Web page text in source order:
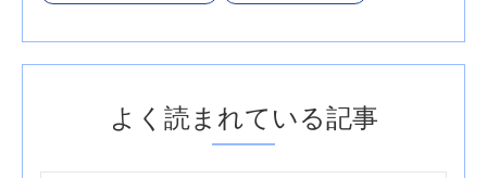
よく読まれている記事